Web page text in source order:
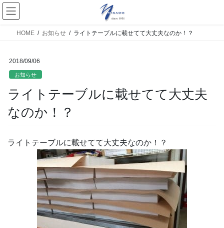
HOME お知らせ ライトテーブルに載せてて大丈夫なのか！？
2018/09/06
お知らせ
ライトテーブルに載せてて大丈夫
なのか！？
ライトテーブルに載せてて大丈夫なのか！？